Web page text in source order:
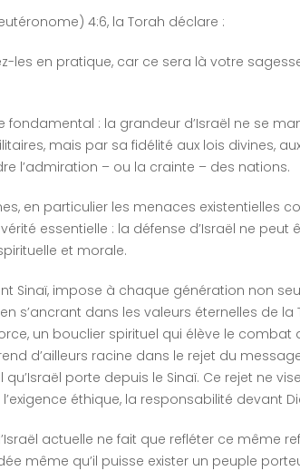
4:6, la Torah déclare :
les en pratique, car ce sera là votre
fondamental : la grandeur d’Israël ne se
mais par sa fidélité aux lois divines,
l’admiration – ou la crainte – des nations.
en particulier les menaces existentielles
essentielle : la défense d’Israël ne
et morale.
Sinaï, impose à chaque génération non
s’ancrant dans les valeurs éternelles de la
un bouclier spirituel qui élève le combat
d’ailleurs racine dans le rejet du
porte depuis le Sinaï. Ce rejet ne
éthique, la responsabilité devant
actuelle ne fait que refléter ce même
même qu’il puisse exister un peuple